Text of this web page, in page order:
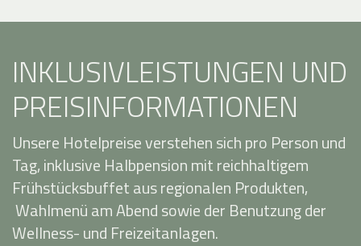
INKLUSIVLEISTUNGEN UND
PREISINFORMATIONEN
Unsere Hotelpreise verstehen sich pro Person und
Tag, inklusive Halbpension mit reichhaltigem
Frühstücksbuffet aus regionalen Produkten,
Wahlmenü am Abend sowie der Benutzung der
Wellness- und Freizeitanlagen.